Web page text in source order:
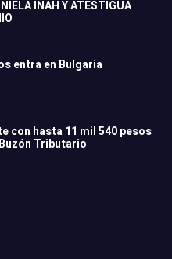
INAH Y ATESTIGUA
entra en Bulgaria
con hasta 11 mil 540 pesos
Tributario